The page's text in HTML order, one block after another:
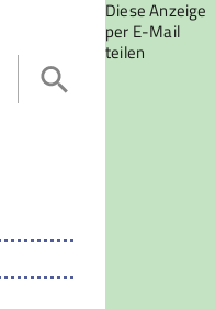
Diese Anzeige
per E-Mail
teilen